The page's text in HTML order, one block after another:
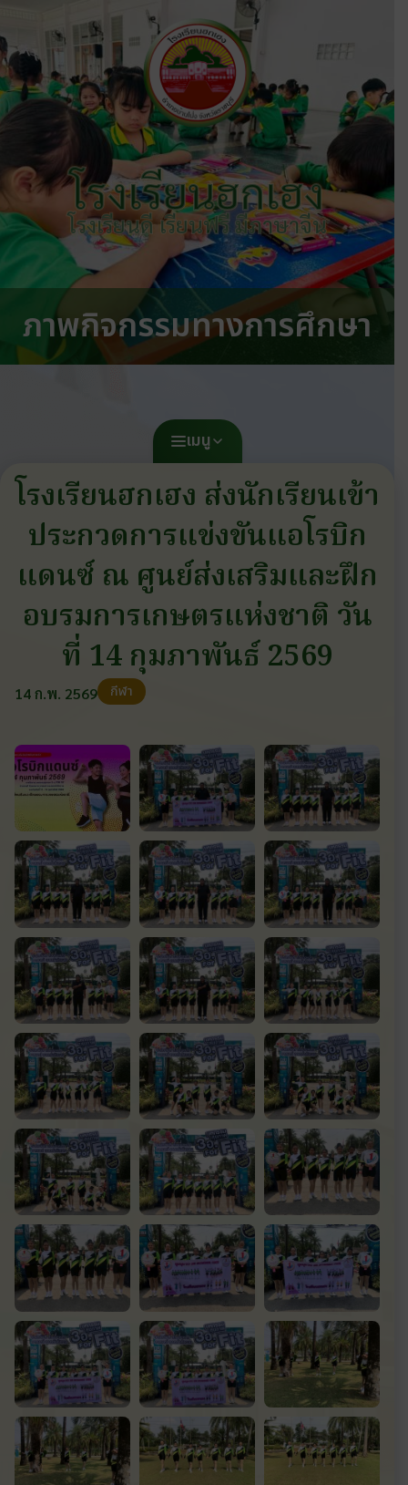
โรงเรียนฮกเฮง
โรงเรียนดี เรียนฟรี มีภาษาจีน
ภาพกิจกรรมทางการศึกษา
เมนู
โรงเรียนฮกเฮง ส่งนักเรียนเข้า
ประกวดการแข่งขันแอโรบิก
แดนซ์ ณ ศูนย์ส่งเสริมและฝึก
อบรมการเกษตรแห่งชาติ วัน
ที่ 14 กุมภาพันธ์ 2569
14 ก.พ. 2569 กีฬา